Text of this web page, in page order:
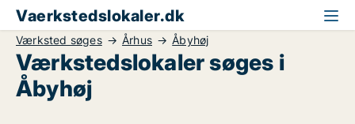
Vaerkstedslokaler.dk
Værksted søges Århus Åbyhøj
Værkstedslokaler søges i
Åbyhøj